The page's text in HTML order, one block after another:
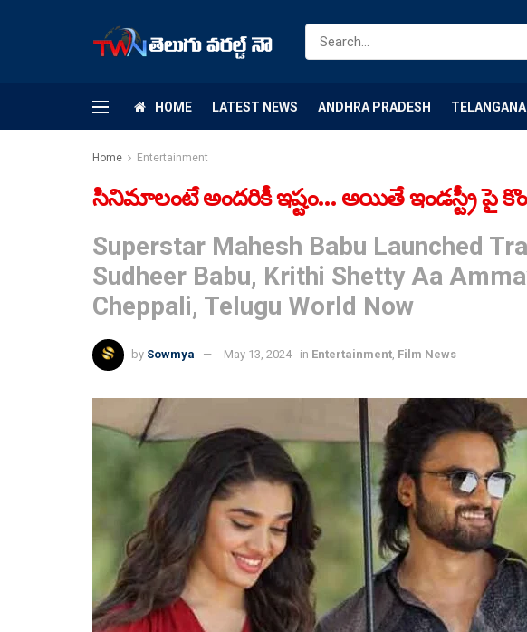
HOME LATEST NEWS ANDHRA PRADESH TELANGANA
Home Entertainment
సినిమాలంటే అందరికీ ఇష్టం… అయితే ఇండస్ట్రీ పై
Superstar Mahesh Babu Launched
Sudheer Babu, Krithi Shetty Aa
Cheppali, Telugu World Now
by Sowmya May 13, 2024 in Entertainment, Film News